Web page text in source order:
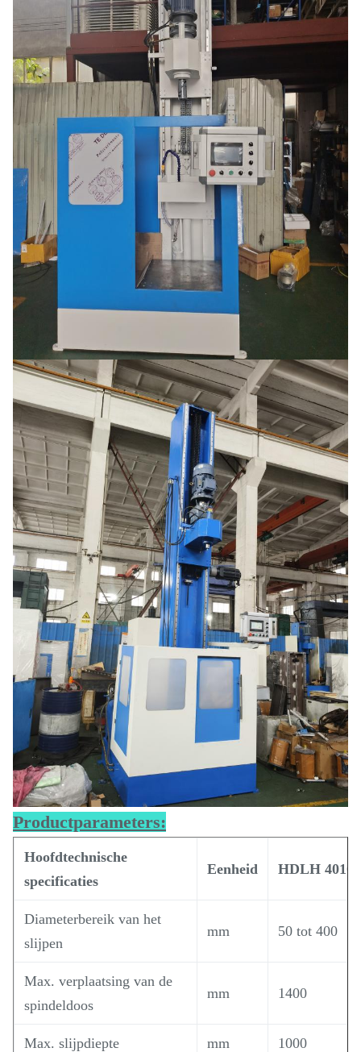
Productparameters:
Hoofdtechnische
specificaties
Eenheid HDLH
Diameterbereik van het
slijpen
mm 50 tot 400
Max. verplaatsing van de
spindeldoos
mm 1400
Max. slijpdiepte mm 1000